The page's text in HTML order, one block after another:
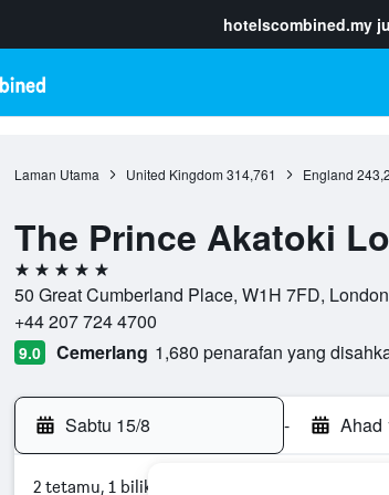
hotelscombined.my
Laman Utama United Kingdom 314,761 England
The Prince Akatoki
5 bintang
50 Great Cumberland Place, W1H 7FD,
+44 207 724 4700
9.0 Cemerlang 1,680 penarafan yang
Sabtu 15/8 - Ahad
2 tetamu, 1 bilik